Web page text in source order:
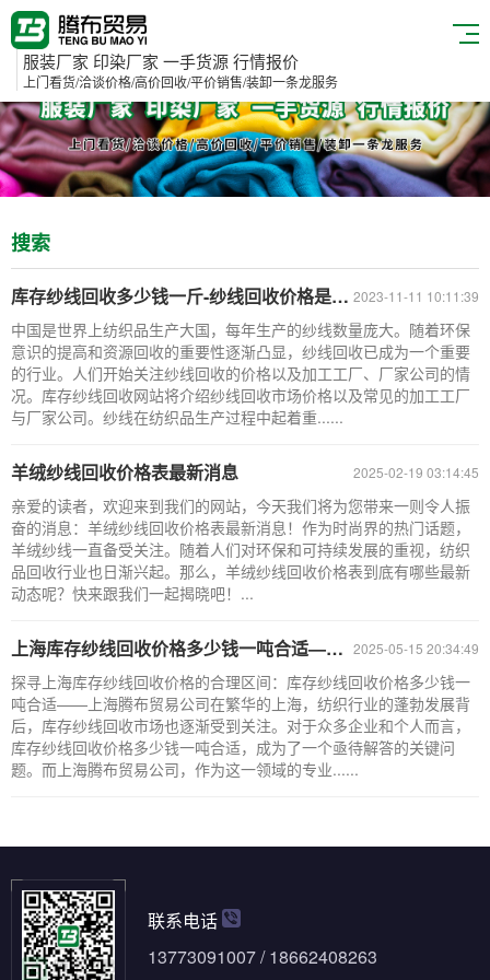
服装厂家 印染厂家 一手货源 行情报价
上门看货/洽谈价格/高价回收/平价销售/装卸一条龙服务
搜索
2023-11-11 10:11:39
库存纱线回收多少钱一斤-纱线回收价格是人们关注的焦点之一
中国是世界上纺织品生产大国，每年生产的纱线数量庞大。随着环保
意识的提高和资源回收的重要性逐渐凸显，纱线回收已成为一个重要
的行业。人们开始关注纱线回收的价格以及加工工厂、厂家公司的情
况。库存纱线回收网站将介绍纱线回收市场价格以及常见的加工工厂
与厂家公司。纱线在纺织品生产过程中起着重......
2025-02-19 03:14:45
羊绒纱线回收价格表最新消息
亲爱的读者，欢迎来到我们的网站，今天我们将为您带来一则令人振
奋的消息：羊绒纱线回收价格表最新消息！作为时尚界的热门话题，
羊绒纱线一直备受关注。随着人们对环保和可持续发展的重视，纺织
品回收行业也日渐兴起。那么，羊绒纱线回收价格表到底有哪些最新
动态呢？快来跟我们一起揭晓吧！...
2025-05-15 20:34:49
上海库存纱线回收价格多少钱一吨合适——腾布贸易公司ShTengBu.com
探寻上海库存纱线回收价格的合理区间：库存纱线回收价格多少钱一
吨合适——上海腾布贸易公司在繁华的上海，纺织行业的蓬勃发展背
后，库存纱线回收市场也逐渐受到关注。对于众多企业和个人而言，
库存纱线回收价格多少钱一吨合适，成为了一个亟待解答的关键问
题。而上海腾布贸易公司，作为这一领域的专业......
联系电话
13773091007 / 18662408263